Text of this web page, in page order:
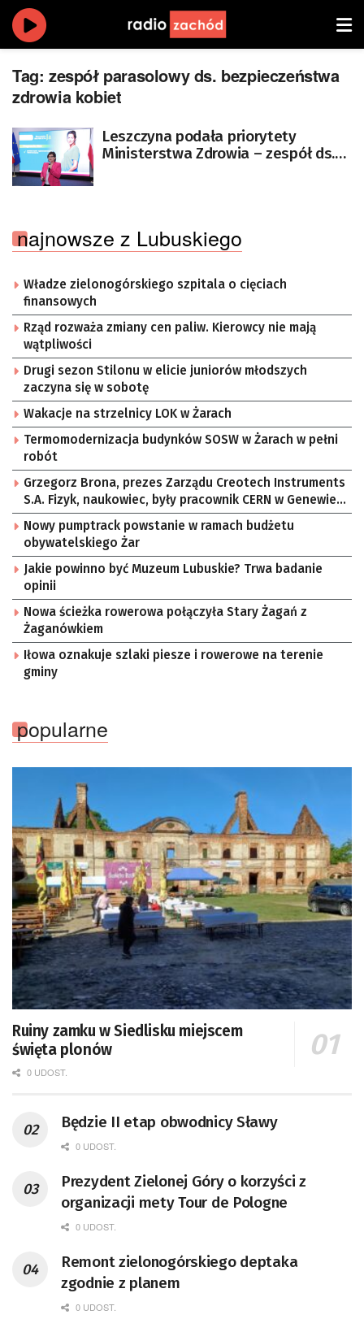
Tag: zespół parasolowy ds. bezpieczeństwa
zdrowia kobiet
Leszczyna podała priorytety
Ministerstwa Zdrowia – zespół ds.
najnowsze z Lubuskiego
Władze zielonogórskiego szpitala o cięciach
finansowych
Rząd rozważa zmiany cen paliw. Kierowcy nie mają
wątpliwości
Drugi sezon Stilonu w elicie juniorów młodszych
zaczyna się w sobotę
Wakacje na strzelnicy LOK w Żarach
Termomodernizacja budynków SOSW w Żarach w pełni
robót
Grzegorz Brona, prezes Zarządu Creotech Instruments
S.A. Fizyk, naukowiec, były pracownik CERN w Genewie,
przedsiębiorca i nauczyciel akademicki, doktor
habilitowany nauk fizycznych, koordynator Rady
Sektorowej ds. Kompetencji Przemysłu Lotniczo-
Kosmicznego oraz członek Komitetu Badań
Kosmicznych i Satelitarnych PAN.
Nowy pumptrack powstanie w ramach budżetu
obywatelskiego Żar
Jakie powinno być Muzeum Lubuskie? Trwa badanie
opinii
Nowa ścieżka rowerowa połączyła Stary Żagań z
Żaganówkiem
Iłowa oznakuje szlaki piesze i rowerowe na terenie
gminy
popularne
Ruiny zamku w Siedlisku miejscem
święta plonów
0 UDOST.
Będzie II etap obwodnicy Sławy
0 UDOST.
Prezydent Zielonej Góry o korzyści z
organizacji mety Tour de Pologne
0 UDOST.
Remont zielonogórskiego deptaka
zgodnie z planem
0 UDOST.